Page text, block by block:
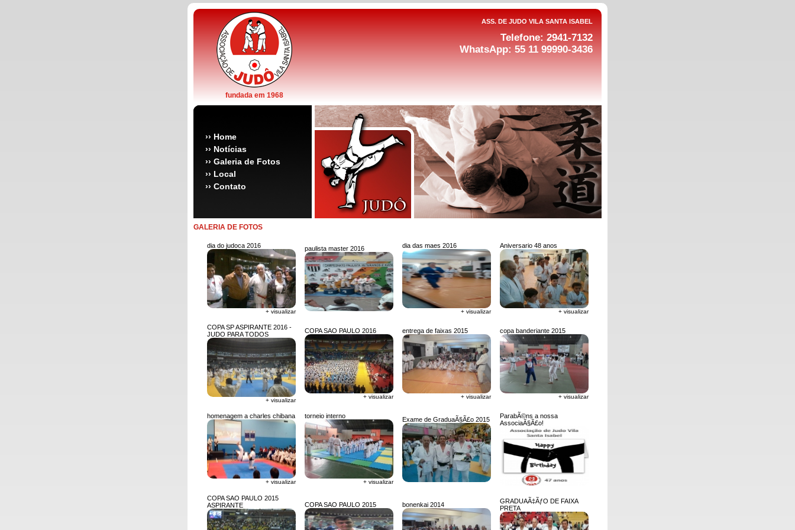
ASS. DE JUDO VILA SANTA ISABEL
Telefone: 2941-7132
WhatsApp: 55 11 99990-3436
fundada em 1968
›› Home
›› Notícias
›› Galeria de Fotos
›› Local
›› Contato
GALERIA DE FOTOS
dia do judoca 2016
+ visualizar
paulista master 2016 dia das maes 2016
+ visualizar
Aniversario 48 anos
+ visualizar
COPA SP ASPIRANTE 2016 -
JUDO PARA TODOS
+ visualizar
COPA SAO PAULO 2016
+ visualizar
entrega de faixas 2015
+ visualizar
copa banderiante 2015
+ visualizar
homenagem a charles chibana
+ visualizar
torneio interno
+ visualizar
Exame de GraduaÃ§Ã£o 2015
ParabÃ©ns a nossa
AssociaÃ§Ã£o!
COPA SAO PAULO 2015
ASPIRANTE
COPA SAO PAULO 2015 bonenkai 2014
GRADUAÃ‡ÃƒO DE FAIXA
PRETA